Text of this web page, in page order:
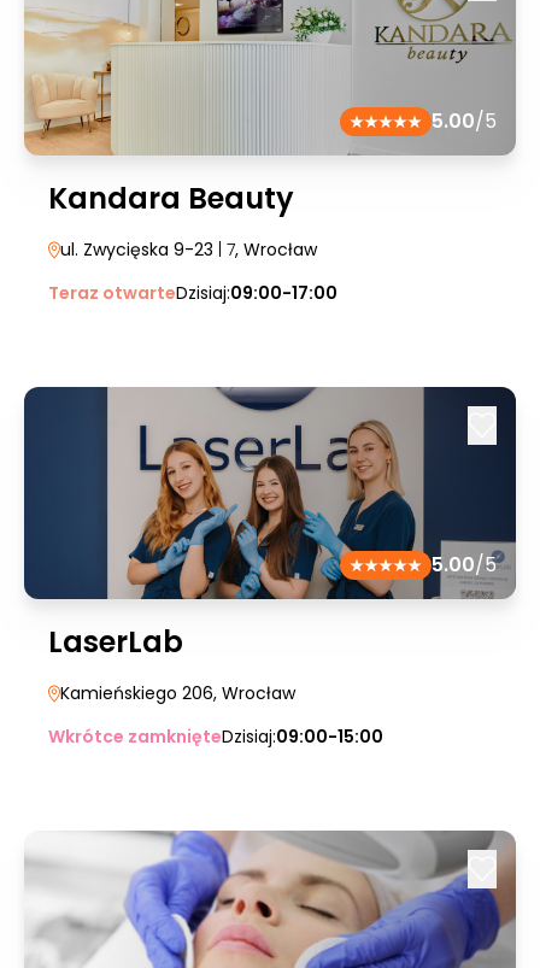
5.00/5
Kandara Beauty
ul. Zwycięska 9-23 | 7, Wrocław
Teraz otwarteDzisiaj:09:00-17:00
5.00/5
LaserLab
Kamieńskiego 206, Wrocław
Wkrótce zamknięteDzisiaj:09:00-15:00